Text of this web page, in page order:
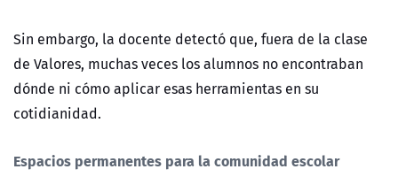
Sin embargo, la docente detectó que, fuera de la clase
de Valores, muchas veces los alumnos no encontraban
dónde ni cómo aplicar esas herramientas en su
cotidianidad.
Espacios permanentes para la comunidad escolar